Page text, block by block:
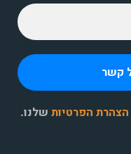
הצהרת הפרטיות שלנו.